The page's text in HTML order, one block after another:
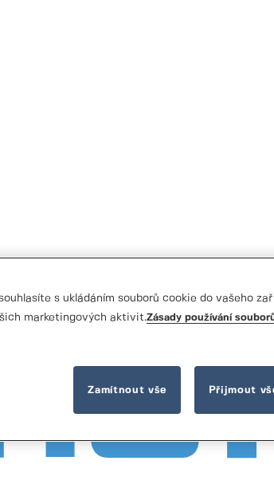
s ukládáním souborů cookie do vašeho
marketingových aktivit.Zásady používání
Zamítnout vše Přijmout